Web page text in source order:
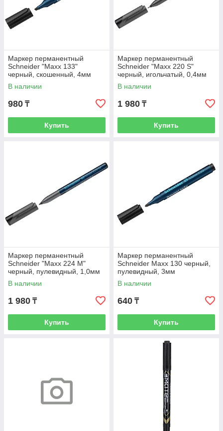
Маркер перманентный
Schneider "Maxx 133"
черный, скошенный, 4мм
В наличии
980 ₸
Купить
Маркер перманентный
Schneider "Maxx 220 S"
черный, игольчатый, 0,4мм
В наличии
1 980 ₸
Купить
Маркер перманентный
Schneider "Maxx 224 M"
черный, пулевидный, 1,0мм
В наличии
1 980 ₸
Купить
Маркер перманентный
Schneider Maxx 130 черный,
пулевидный, 3мм
В наличии
640 ₸
Купить